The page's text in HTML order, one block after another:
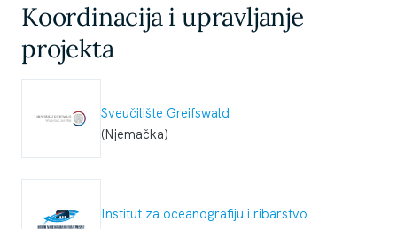
Koordinacija i upravljanje
projekta
Sveučilište Greifswald
(Njemačka)
Institut za oceanografiju i ribarstvo